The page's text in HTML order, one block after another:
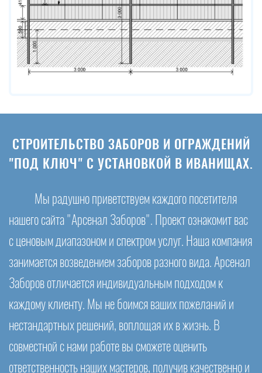
СТРОИТЕЛЬСТВО ЗАБОРОВ И ОГРАЖДЕНИЙ
"ПОД КЛЮЧ" С УСТАНОВКОЙ В ИВАНИЩАХ.
Мы радушно приветствуем каждого посетителя
нашего сайта "Арсенал Заборов". Проект ознакомит вас
с ценовым диапазоном и спектром услуг. Наша компания
занимается возведением заборов разного вида. Арсенал
Заборов отличается индивидуальным подходом к
каждому клиенту. Мы не боимся ваших пожеланий и
нестандартных решений, воплощая их в жизнь. В
совместной с нами работе вы сможете оценить
ответственность наших мастеров, получив качественно и